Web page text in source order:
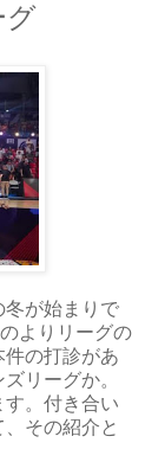
グ
冬が始まりで
よりリーグの
件の打診があ
リーグか。
。付き合い
その紹介と